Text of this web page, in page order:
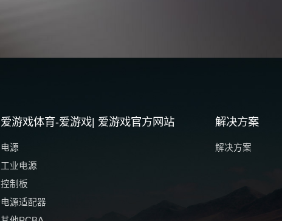
爱游戏体育-爱游戏| 爱游戏官方网站
电源
工业电源
控制板
电源适配器
解决方案
解决方案